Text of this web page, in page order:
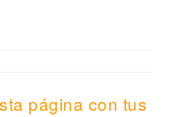
página con tus